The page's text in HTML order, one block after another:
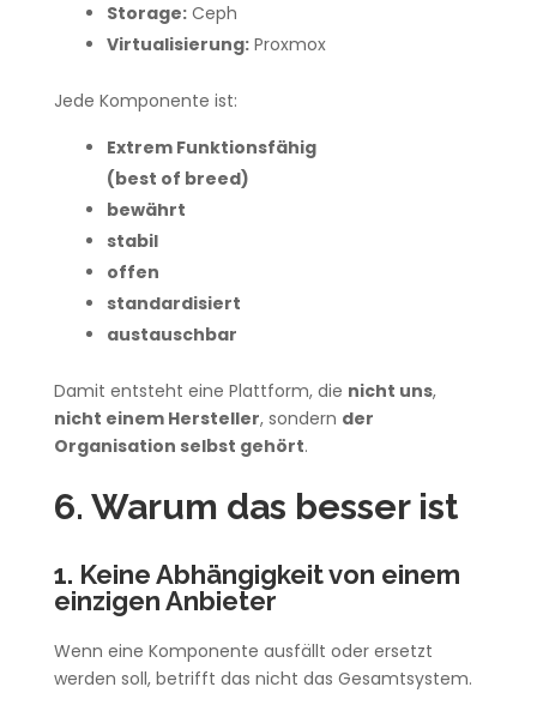
Storage:Ceph
Virtualisierung:Proxmox
Jede Komponente ist:
Extrem Funktionsfähig
(best of breed)
bewährt
stabil
offen
standardisiert
austauschbar
Damit entsteht eine Plattform, die nicht uns,
nicht einem Hersteller, sondern der
Organisation selbst gehört.
6. Warum das besser ist
1. Keine Abhängigkeit von einem
einzigen Anbieter
Wenn eine Komponente ausfällt oder ersetzt
werden soll, betrifft das nicht das Gesamtsystem.